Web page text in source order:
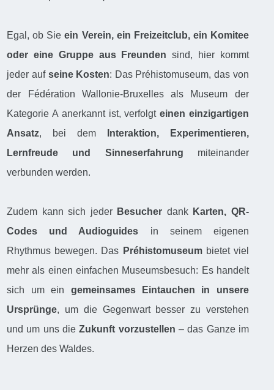
Egal, ob Sieein Verein, ein Freizeitclub, ein Komitee
oder eine Gruppe aus Freunden sind, hier kommt
jeder auf seine Kosten: Das Préhistomuseum, das von
der Fédération Wallonie-Bruxelles als Museum der
Kategorie A anerkannt ist, verfolgteinen einzigartigen
Ansatz, bei dem
Interaktion, Experimentieren,
Lernfreude und Sinneserfahrung miteinander
verbunden werden.
Zudem kann sich jeder Besucher dank Karten, QR-
Codes und Audioguides in seinem eigenen
Rhythmus bewegen. Das Préhistomuseumbietet viel
mehr als einen einfachen Museumsbesuch: Es handelt
sich um ein gemeinsames Eintauchen in unsere
Ursprünge, um die Gegenwart besser zu verstehen
und um uns dieZukunft vorzustellen – das Ganze im
Herzen des Waldes.